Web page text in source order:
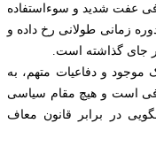
عفت شدید و سوءاستفاده
زمانی طولانی رخ داده و
بر جای گذاشته است.
موجود و دفاعیات متهم، به
است و هیچ مقام سیاسی
در برابر قانون معاف